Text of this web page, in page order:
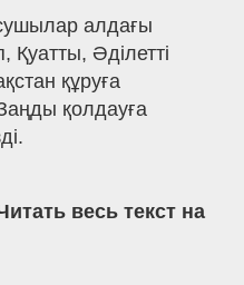
алдағы
Әділетті
құруға
қолдауға
весь текст на